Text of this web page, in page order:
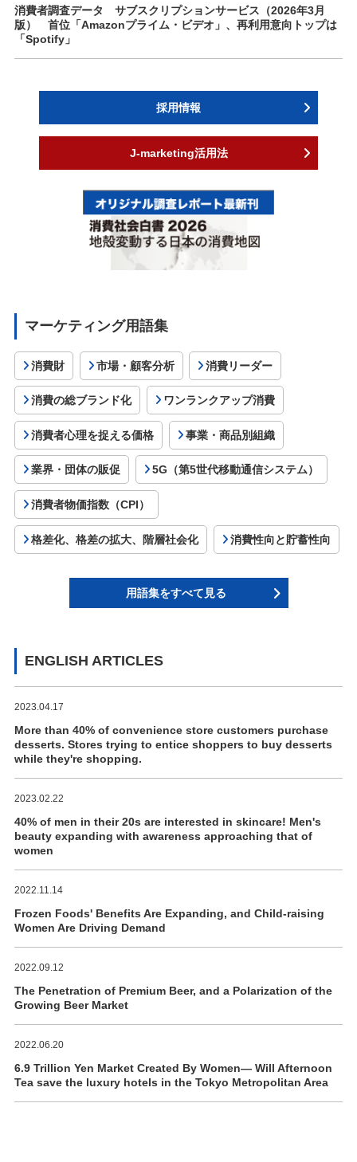
消費者調査データ サブスクリプションサービス（2026年3月
版） 首位「Amazonプライム・ビデオ」、再利用意向トップは
「Spotify」
採用情報
J-marketing活用法
マーケティング用語集
消費財 市場・顧客分析 消費リーダー
消費の総ブランド化 ワンランクアップ消費
消費者心理を捉える価格 事業・商品別組織
業界・団体の販促 5G（第5世代移動通信システム）
消費者物価指数（CPI）
格差化、格差の拡大、階層社会化 消費性向と貯蓄性向
用語集をすべて見る
ENGLISH ARTICLES
2023.04.17
More than 40% of convenience store customers purchase
desserts. Stores trying to entice shoppers to buy desserts
while they're shopping.
2023.02.22
40% of men in their 20s are interested in skincare! Men's
beauty expanding with awareness approaching that of
women
2022.11.14
Frozen Foods' Benefits Are Expanding, and Child-raising
Women Are Driving Demand
2022.09.12
The Penetration of Premium Beer, and a Polarization of the
Growing Beer Market
2022.06.20
6.9 Trillion Yen Market Created By Women― Will Afternoon
Tea save the luxury hotels in the Tokyo Metropolitan Area